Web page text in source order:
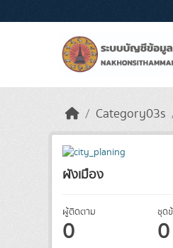
Category03s
ผังเมือง
ผู้ติดตาม
0
ชุด
0